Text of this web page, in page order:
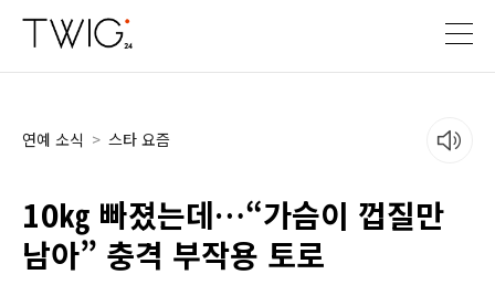
연예 소식 > 스타 요즘
10㎏ 빠졌는데…“가슴이 껍질만
남아” 충격 부작용 토로